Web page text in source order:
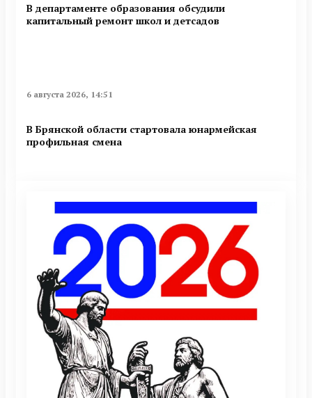
В департаменте образования обсудили
капитальный ремонт школ и детсадов
6 августа 2026, 14:51
В Брянской области стартовала юнармейская
профильная смена